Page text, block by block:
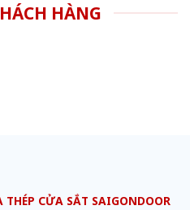
HÀNG
THÉP CỬA SẮT SAIGONDOOR